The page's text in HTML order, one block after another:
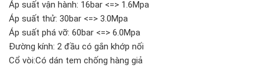
Áp suất vận hành: 16bar <=> 1.6Mpa
Áp suất thử: 30bar <=> 3.0Mpa
Áp suất phá vỡ: 60bar <=> 6.0Mpa
Đường kính: 2 đầu có gắn khớp nối
Cổ vòi:Có dán tem chống hàng giả